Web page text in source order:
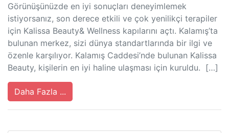
Görünüşünüzde en iyi sonuçları deneyimlemek
istiyorsanız, son derece etkili ve çok yenilikçi terapiler
için Kalissa Beauty& Wellness kapılarını açtı. Kalamış’ta
bulunan merkez, sizi dünya standartlarında bir ilgi ve
özenle karşılıyor. Kalamış Caddesi’nde bulunan Kalissa
Beauty, kişilerin en iyi haline ulaşması için kuruldu. […]
Daha Fazla ...